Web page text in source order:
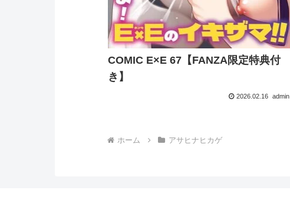
COMIC E×E 67【FANZA限定特典付
き】
2026.02.16 admin
ホーム アサヒナヒカゲ